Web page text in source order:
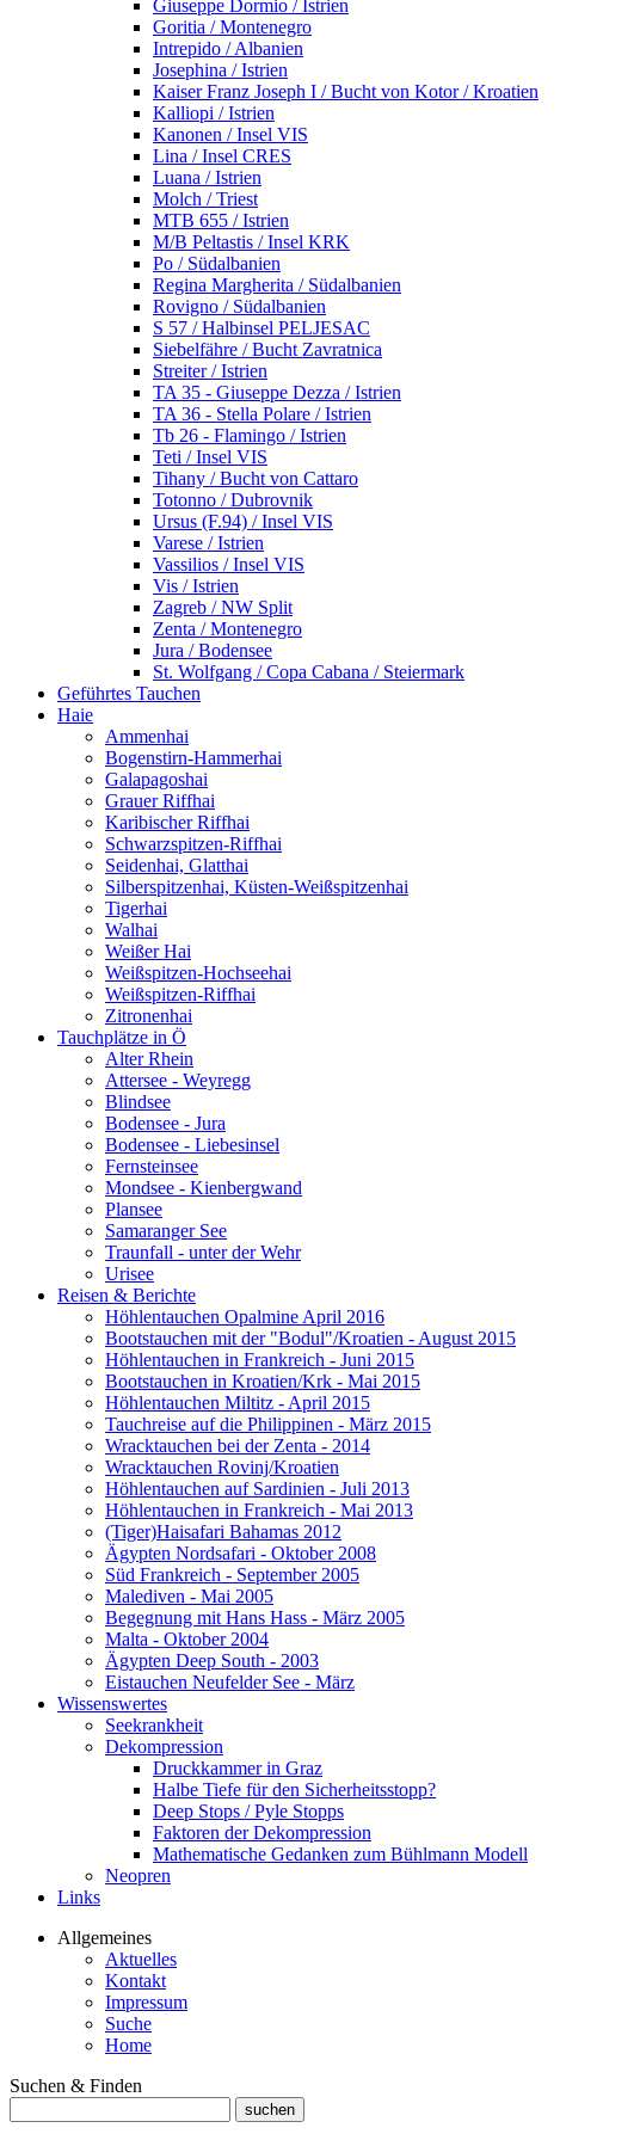
Giuseppe Dormio / Istrien
Goritia / Montenegro
Intrepido / Albanien
Josephina / Istrien
Kaiser Franz Joseph I / Bucht von Kotor / Kroatien
Kalliopi / Istrien
Kanonen / Insel VIS
Lina / Insel CRES
Luana / Istrien
Molch / Triest
MTB 655 / Istrien
M/B Peltastis / Insel KRK
Po / Südalbanien
Regina Margherita / Südalbanien
Rovigno / Südalbanien
S 57 / Halbinsel PELJESAC
Siebelfähre / Bucht Zavratnica
Streiter / Istrien
TA 35 - Giuseppe Dezza / Istrien
TA 36 - Stella Polare / Istrien
Tb 26 - Flamingo / Istrien
Teti / Insel VIS
Tihany / Bucht von Cattaro
Totonno / Dubrovnik
Ursus (F.94) / Insel VIS
Varese / Istrien
Vassilios / Insel VIS
Vis / Istrien
Zagreb / NW Split
Zenta / Montenegro
Jura / Bodensee
St. Wolfgang / Copa Cabana / Steiermark
Geführtes Tauchen
Haie
Ammenhai
Bogenstirn-Hammerhai
Galapagoshai
Grauer Riffhai
Karibischer Riffhai
Schwarzspitzen-Riffhai
Seidenhai, Glatthai
Silberspitzenhai, Küsten-Weißspitzenhai
Tigerhai
Walhai
Weißer Hai
Weißspitzen-Hochseehai
Weißspitzen-Riffhai
Zitronenhai
Tauchplätze in Ö
Alter Rhein
Attersee - Weyregg
Blindsee
Bodensee - Jura
Bodensee - Liebesinsel
Fernsteinsee
Mondsee - Kienbergwand
Plansee
Samaranger See
Traunfall - unter der Wehr
Urisee
Reisen & Berichte
Höhlentauchen Opalmine April 2016
Bootstauchen mit der "Bodul"/Kroatien - August 2015
Höhlentauchen in Frankreich - Juni 2015
Bootstauchen in Kroatien/Krk - Mai 2015
Höhlentauchen Miltitz - April 2015
Tauchreise auf die Philippinen - März 2015
Wracktauchen bei der Zenta - 2014
Wracktauchen Rovinj/Kroatien
Höhlentauchen auf Sardinien - Juli 2013
Höhlentauchen in Frankreich - Mai 2013
(Tiger)Haisafari Bahamas 2012
Ägypten Nordsafari - Oktober 2008
Süd Frankreich - September 2005
Malediven - Mai 2005
Begegnung mit Hans Hass - März 2005
Malta - Oktober 2004
Ägypten Deep South - 2003
Eistauchen Neufelder See - März
Wissenswertes
Seekrankheit
Dekompression
Druckkammer in Graz
Halbe Tiefe für den Sicherheitsstopp?
Deep Stops / Pyle Stopps
Faktoren der Dekompression
Mathematische Gedanken zum Bühlmann Modell
Neopren
Links
Allgemeines
Aktuelles
Kontakt
Impressum
Suche
Home
Suchen & Finden